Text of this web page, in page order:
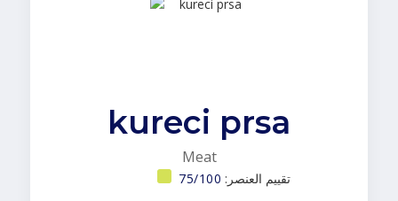
kureci prsa
Meat
تقييم العنصر: 75/100